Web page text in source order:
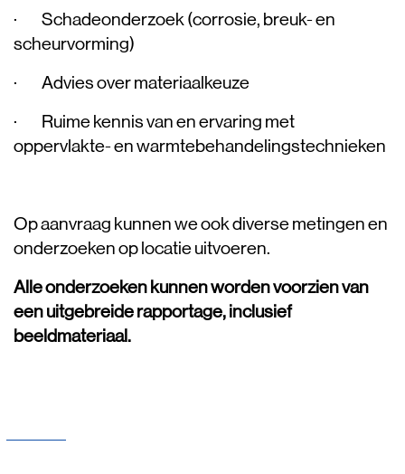
· Schadeonderzoek (corrosie, breuk- en
scheurvorming)
· Advies over materiaalkeuze
· Ruime kennis van en ervaring met
oppervlakte- en warmtebehandelingstechnieken
Op aanvraag kunnen we ook diverse metingen en
onderzoeken op locatie uitvoeren.
Alle onderzoeken kunnen worden voorzien van
een uitgebreide rapportage, inclusief
beeldmateriaal.